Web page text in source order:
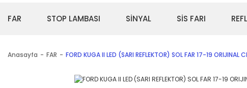
FAR STOP LAMBASI SİNYAL SİS FARI
Anasayfa FAR FORD KUGA II LED (SARI REFLEKTOR) SOL FAR 17-19 ORIJINAL